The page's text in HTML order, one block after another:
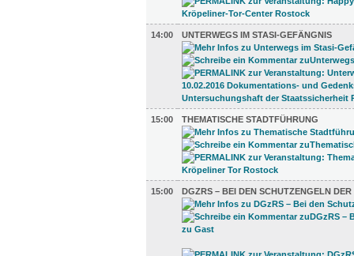
14:00 UNTERWEGS IM STASI-GEFÄNGNIS
15:00 THEMATISCHE STADTFÜHRUNG
15:00 DGZRS – BEI DEN SCHUTZENGELN